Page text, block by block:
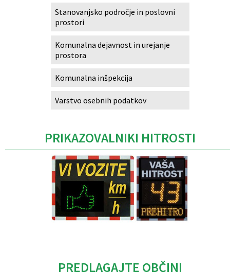
Stanovanjsko področje in poslovni
prostori
Komunalna dejavnost in urejanje
prostora
Komunalna inšpekcija
Varstvo osebnih podatkov
PRIKAZOVALNIKI HITROSTI
PREDLAGAJTE OBČINI